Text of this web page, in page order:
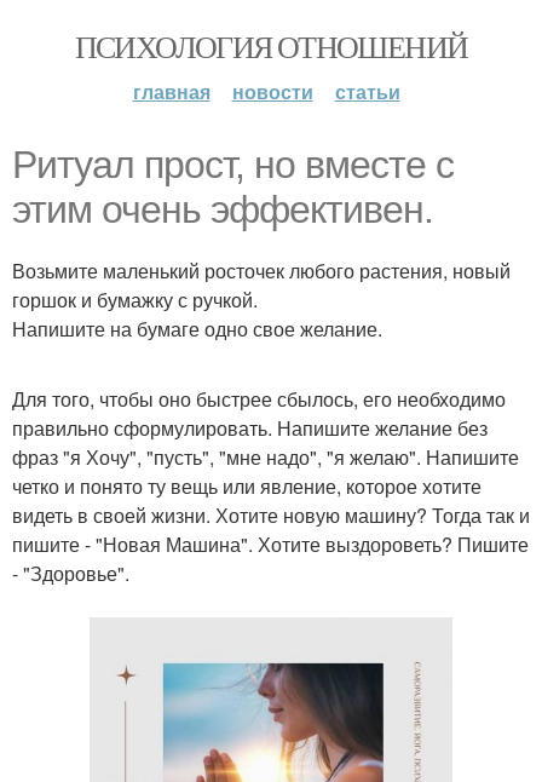
ПСИХОЛОГИЯ ОТНОШЕНИЙ
главная новости статьи
Ритуал прост, но вместе с
этим очень эффективен.
Возьмите маленький росточек любого растения, новый
горшок и бумажку с ручкой.
Напишите на бумаге одно свое желание.
Для того, чтобы оно быстрее сбылось, его необходимо
правильно сформулировать. Напишите желание без
фраз "я Хочу", "пусть", "мне надо", "я желаю". Напишите
четко и понято ту вещь или явление, которое хотите
видеть в своей жизни. Хотите новую машину? Тогда так и
пишите - "Новая Машина". Хотите выздороветь? Пишите
- "Здоровье".